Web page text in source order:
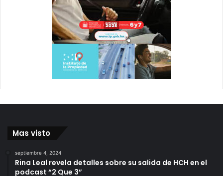
Mas visto
septiembre 4, 2024
Rina Leal revela detalles sobre su salida de HCH en el
podcast “2 Que 3”